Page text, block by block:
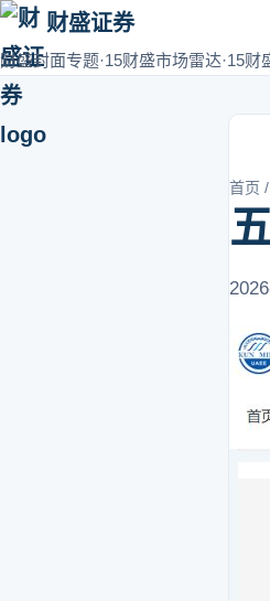
财盛证券
财盛封面专题·15财盛市场雷达·15财
首页 /